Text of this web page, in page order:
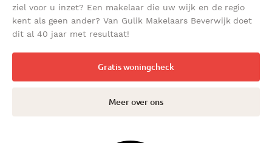
ziel voor u inzet? Een makelaar die uw wijk en de regio
kent als geen ander? Van Gulik Makelaars Beverwijk doet
dit al 40 jaar met resultaat!
Gratis woningcheck
Meer over ons